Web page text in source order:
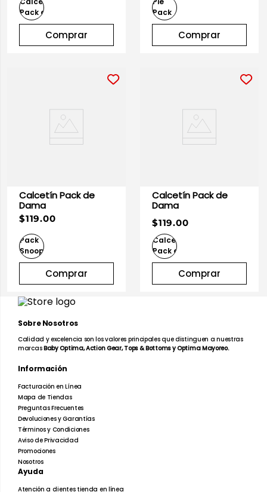
Comprar Comprar
Calcetín Pack de
Dama
$119.00
Comprar
Calcetín Pack de
Dama
$119.00
Comprar
Sobre Nosotros
Calidad y excelencia son los valores principales que distinguen a nuestras
marcasBaby Optima, Action Gear, Tops & Bottoms y Optima Mayoreo.
Información
Facturación en Línea
Mapa de Tiendas
Preguntas Frecuentes
Devoluciones y Garantías
Términos y Condiciones
Aviso de Privacidad
Promociones
Nosotros
Ayuda
Atención a clientes tienda en línea